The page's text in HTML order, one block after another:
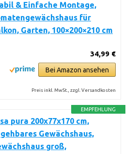
& Einfache Montage,
für
Garten, 100×200×210 cm
34,99 €
Bei Amazon ansehen
Preis inkl. MwSt., zzgl. Versandkosten
EMPFEHLUNG
pura 200x77x170 cm,
Gewächshaus,
groß,